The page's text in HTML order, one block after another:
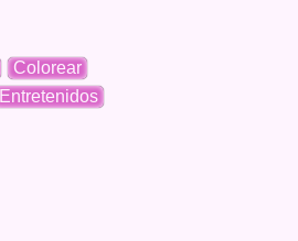
Colorear
Entretenidos